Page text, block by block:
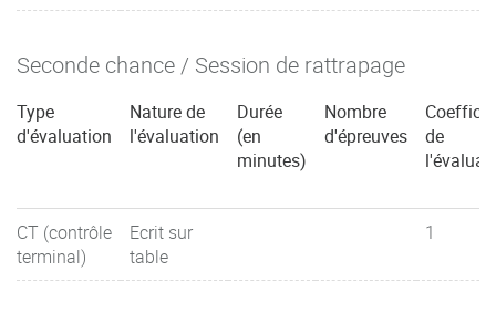
Seconde chance / Session de rattrapage
Type
d'évaluation
Nature de
l'évaluation
Durée
(en
minutes)
Nombre
d'épreuves
de
CT (contrôle
terminal)
Ecrit sur
table
1